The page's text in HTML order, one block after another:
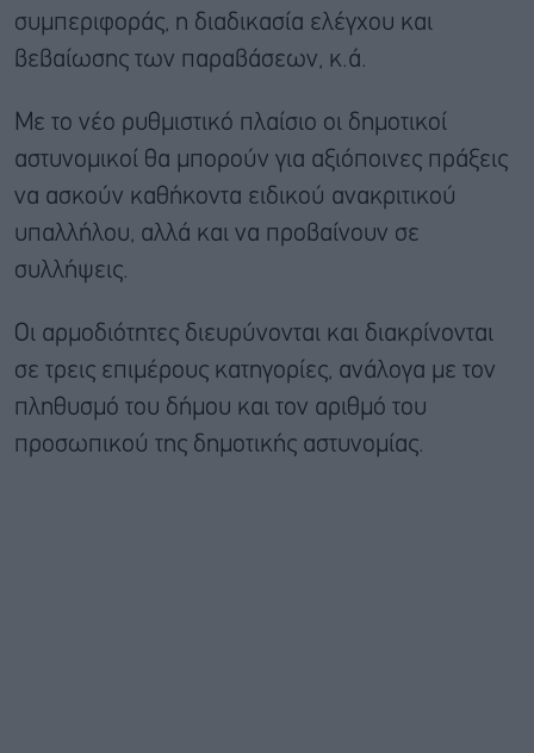
συμπεριφοράς, η διαδικασία ελέγχου και
βεβαίωσης των παραβάσεων, κ.ά.
Με το νέο ρυθμιστικό πλαίσιο οι δημοτικοί
αστυνομικοί θα μπορούν για αξιόποινες πράξεις
να ασκούν καθήκοντα ειδικού ανακριτικού
υπαλλήλου, αλλά και να προβαίνουν σε
συλλήψεις.
Οι αρμοδιότητες διευρύνονται και διακρίνονται
σε τρεις επιμέρους κατηγορίες, ανάλογα με τον
πληθυσμό του δήμου και τον αριθμό του
προσωπικού της δημοτικής αστυνομίας.